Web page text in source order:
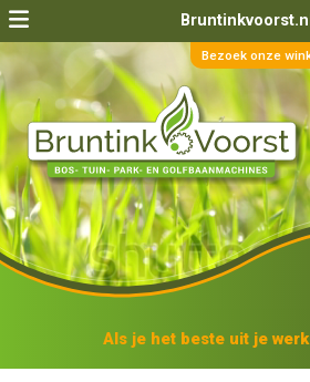
Bezoek onze
Als je het beste uit je